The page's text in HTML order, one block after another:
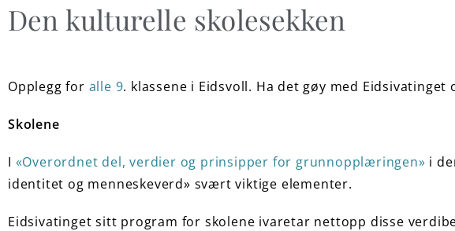
Den kulturelle skolesekken
Opplegg for alle 9. klassene i Eidsvoll. Ha det gøy med
Skolene
I «Overordnet del, verdier og prinsipper for grunnopplæringen» i
identitet og menneskeverd» svært viktige elementer.
Eidsivatinget sitt program for skolene ivaretar nettopp disse